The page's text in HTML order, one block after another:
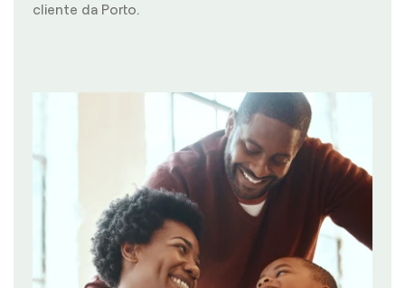
cliente da Porto.